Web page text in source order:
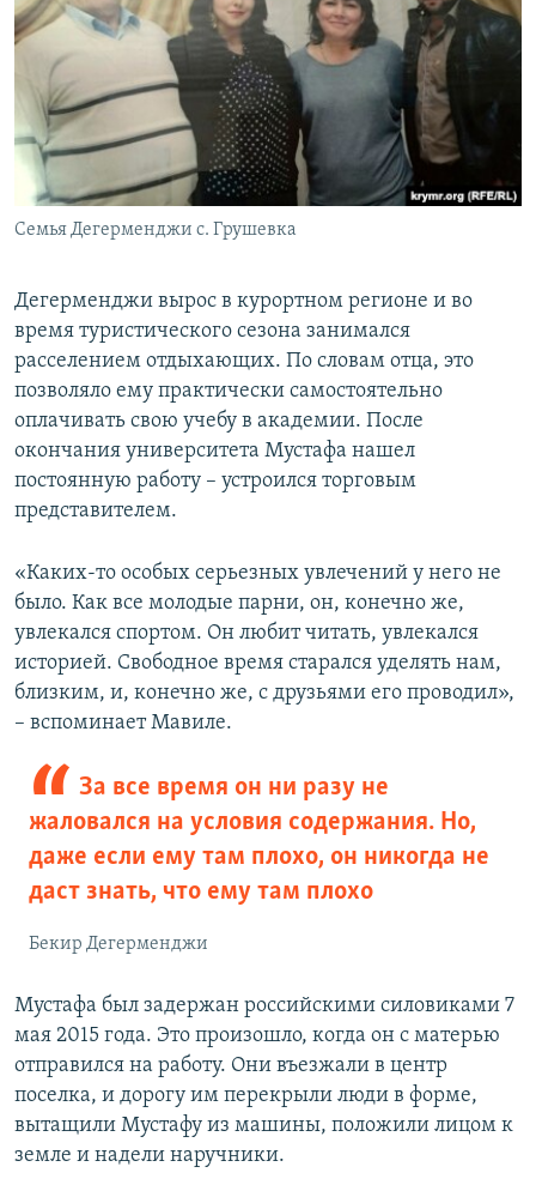
Семья Дегерменджи с. Грушевка
Дегерменджи вырос в курортном регионе и во
время туристического сезона занимался
расселением отдыхающих. По словам отца, это
позволяло ему практически самостоятельно
оплачивать свою учебу в академии. После
окончания университета Мустафа нашел
постоянную работу – устроился торговым
представителем.
«Каких-то особых серьезных увлечений у него не
было. Как все молодые парни, он, конечно же,
увлекался спортом. Он любит читать, увлекался
историей. Свободное время старался уделять нам,
близким, и, конечно же, с друзьями его проводил»,
– вспоминает Мавиле.
За все время он ни разу не
жаловался на условия содержания. Но,
даже если ему там плохо, он никогда не
даст знать, что ему там плохо
Бекир Дегерменджи
Мустафа был задержан российскими силовиками 7
мая 2015 года. Это произошло, когда он с матерью
отправился на работу. Они въезжали в центр
поселка, и дорогу им перекрыли люди в форме,
вытащили Мустафу из машины, положили лицом к
земле и надели наручники.